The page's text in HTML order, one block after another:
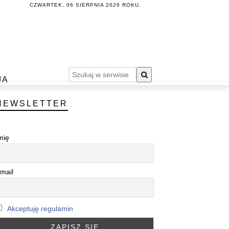
CZWARTEK, 06 SIERPNIA 2026 ROKU.
Akceptuję regulamin